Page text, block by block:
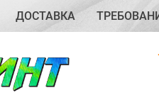
ДОСТАВКА